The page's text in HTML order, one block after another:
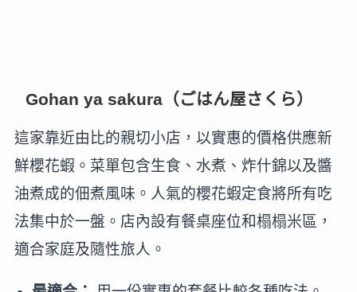
Gohan ya sakura（ごはん屋さくら）
這家靠近由比的親切小店，以實惠的價格供應新
鮮櫻花蝦。菜單包含生食、水煮、炸什錦以及醬
油煮成的佃煮風味。人氣的櫻花蝦定食將所有吃
法集中於一盤。店內設有餐桌座位和榻榻米區，
適合家庭及隨性旅人。